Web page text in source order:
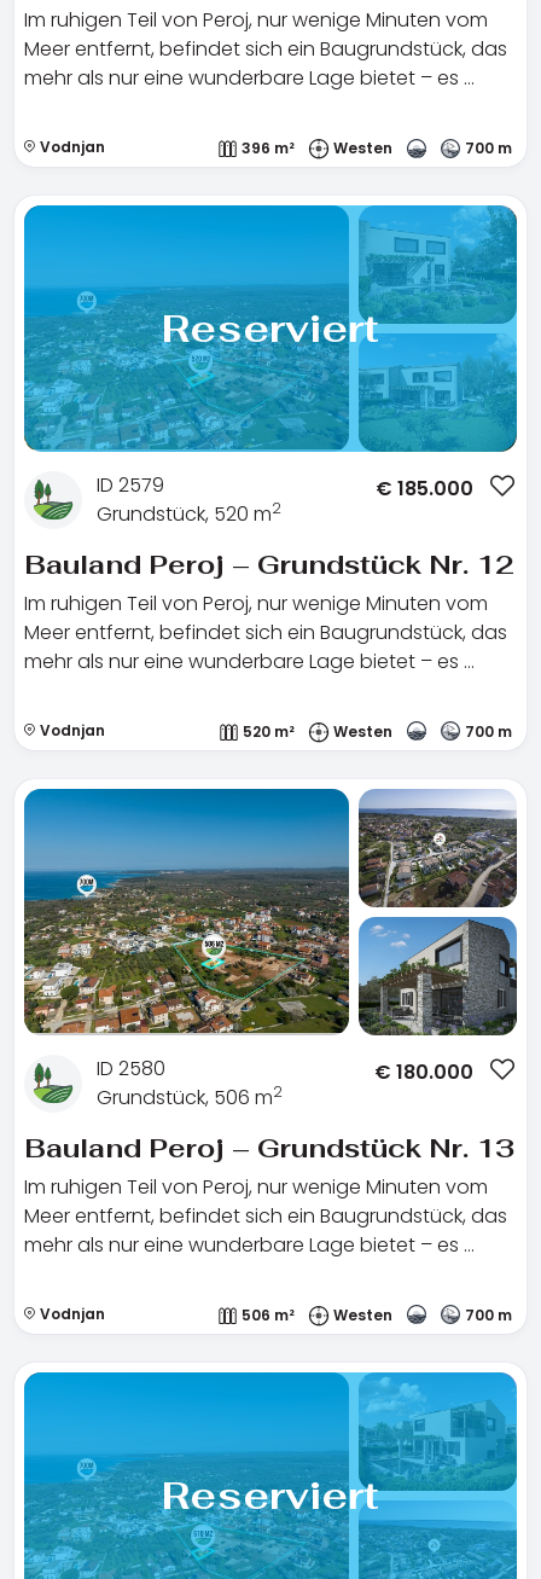
Im ruhigen Teil von Peroj, nur wenige Minuten vom
Meer entfernt, befindet sich ein Baugrundstück, das
mehr als nur eine wunderbare Lage bietet – es …
Vodnjan 396 m² Westen 700 m
Reserviert
ID 2579
Grundstück, 520 m2
€ 185.000
Bauland Peroj – Grundstück Nr. 12
Im ruhigen Teil von Peroj, nur wenige Minuten vom
Meer entfernt, befindet sich ein Baugrundstück, das
mehr als nur eine wunderbare Lage bietet – es …
Vodnjan 520 m² Westen 700 m
ID 2580
Grundstück, 506 m2
€ 180.000
Bauland Peroj – Grundstück Nr. 13
Im ruhigen Teil von Peroj, nur wenige Minuten vom
Meer entfernt, befindet sich ein Baugrundstück, das
mehr als nur eine wunderbare Lage bietet – es …
Vodnjan 506 m² Westen 700 m
Reserviert